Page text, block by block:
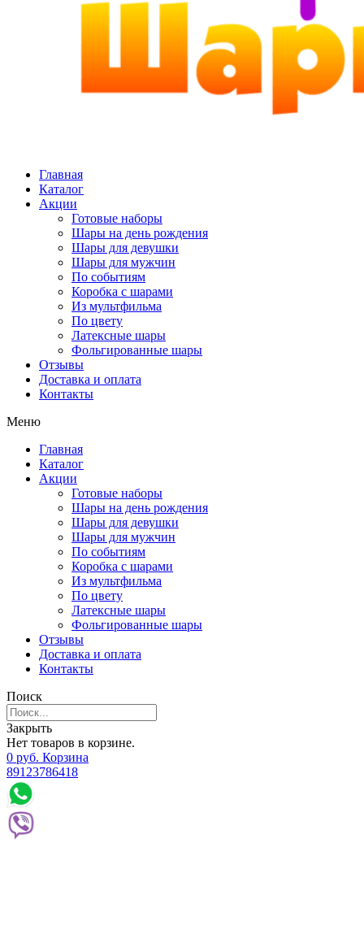
Главная
Каталог
Акции
Готовые наборы
Шары на день рождения
Шары для девушки
Шары для мужчин
По событиям
Коробка с шарами
Из мультфильма
По цвету
Латексные шары
Фольгированные шары
Отзывы
Доставка и оплата
Контакты
Меню
Главная
Каталог
Акции
Готовые наборы
Шары на день рождения
Шары для девушки
Шары для мужчин
По событиям
Коробка с шарами
Из мультфильма
По цвету
Латексные шары
Фольгированные шары
Отзывы
Доставка и оплата
Контакты
Поиск
Закрыть
Нет товаров в корзине.
0 руб. Корзина
89123786418